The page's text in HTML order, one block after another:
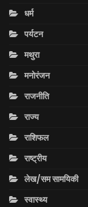
धर्म
पर्यटन
मथुरा
मनोरंजन
राजनीति
राज्य
राशिफल
राष्ट्रीय
लेख/सम सामयिकी
स्वास्थ्य